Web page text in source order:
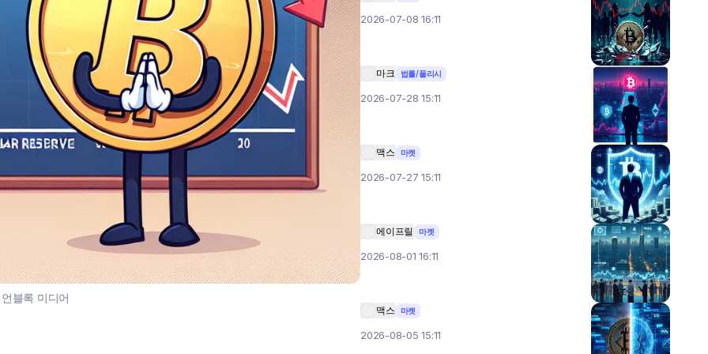
언블록 미디어
2026-07-08 16:11
마크 법률/폴리시
2026-07-28 15:11
맥스 마켓
2026-07-27 15:11
에이프릴 마켓
2026-08-01 16:11
맥스 마켓
2026-08-05 15:11